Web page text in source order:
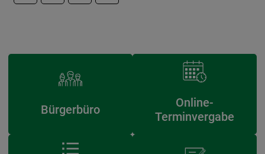
Bürgerbüro
Online-
Terminvergabe